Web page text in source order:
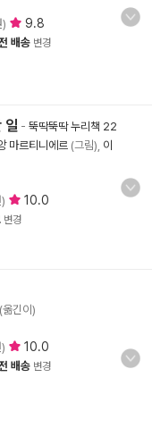
9.8
배송 변경
일 - 뚝딱뚝딱 누리책 22
마르티니에르 (그림), 이
10.0
변경
(옮긴이)
10.0
배송 변경